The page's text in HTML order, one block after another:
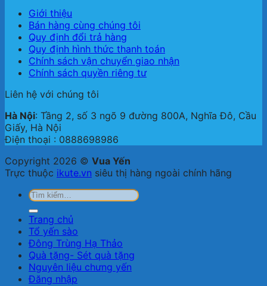
Giới thiệu
Bán hàng cùng chúng tôi
Quy định đổi trả hàng
Quy định hình thức thanh toán
Chính sách vận chuyển giao nhận
Chính sách quyền riêng tư
Liên hệ với chúng tôi
Hà Nội: Tầng 2, số 3 ngõ 9 đường 800A, Nghĩa Đô, Cầu
Giấy, Hà Nội
Điện thoại : 0888698986
Copyright 2026 © Vua Yến
Trực thuộc ikute.vn siêu thị hàng ngoài chính hãng
Tìm
Trang chủ
Tổ yến sào
Đông Trùng Hạ Thảo
Quà tặng- Sét quà tặng
Nguyên liệu chưng yến
Đăng nhập